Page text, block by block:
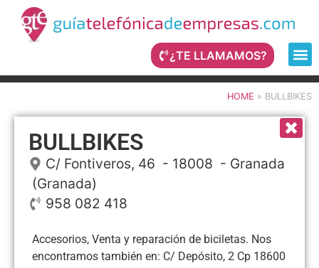
¿TE LLAMAMOS?
HOME » BULLBIKES
BULLBIKES
C/ Fontiveros, 46 - 18008 - Granada
(Granada)
958 082 418
Accesorios, Venta y reparación de biciletas. Nos
encontramos también en: C/ Depósito, 2 Cp 18600